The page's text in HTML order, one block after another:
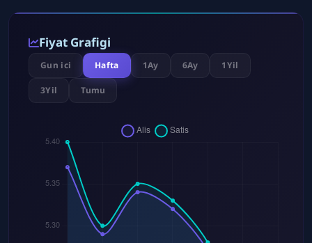
Fiyat Grafigi
Gun ici Hafta 1Ay 6Ay 1Yil
3Yil Tumu